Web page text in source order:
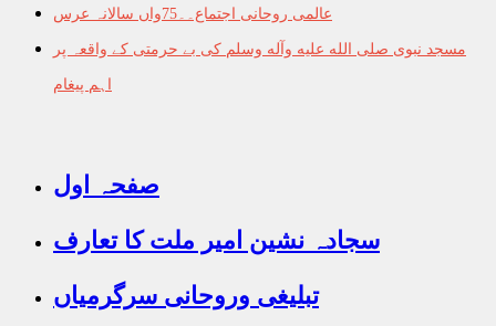
عالمی روحانی اجتماع۔۔75واں سالانہ عرس
مسجد نبوی صلى الله عليه وآله وسلم کی بے حرمتی کے واقعہ پر
اہم پیغام
صفحہ اول
سجادہ نشین امیر ملت کا تعارف
تبلیغی وروحانی سرگرمیاں